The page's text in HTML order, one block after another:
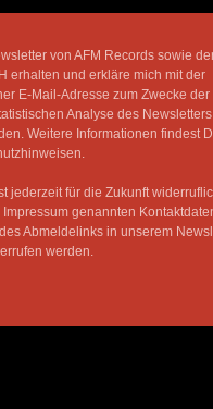
von AFM Records sowie
erhalten und erkläre mich mit der
E-Mail-Adresse zum Zwecke der
Analyse des
Weitere Informationen findest
jederzeit für die Zukunft
Impressum genannten
Abmeldelinks in unserem
werden.